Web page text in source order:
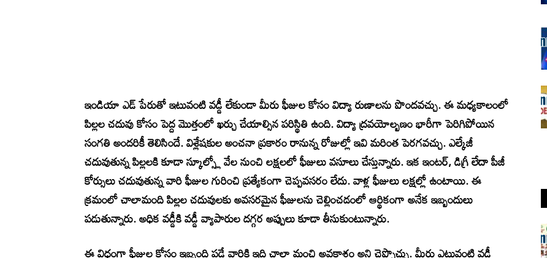
ఇండియా ఎడ్ పేరుతో ఇటువంటి వడ్డీ లేకుండా మీరు ఫీజుల కోసం విద్యా రుణాలను పొందవచ్చు. ఈ మధ్యకాలంలో
పిల్లల చదువు కోసం పెద్ద మొత్తంలో ఖర్చు చేయాల్సిన పరిస్థితి ఉంది. విద్యా ద్రవయోల్బణం భారీగా పెరిగిపోయిన
సంగతి అందరికీ తెలిసిందే. విశ్లేషకుల అంచనా ప్రకారం రానున్న రోజుల్లో ఇవి మరింత పెరగవచ్చు. ఎల్కేజీ
చదువుతున్న పిల్లలకి కూడా స్కూల్స్లో వేల నుంచి లక్షలలో ఫీజులు వసూలు చేస్తున్నారు. ఇక ఇంటర్, డిగ్రీ లేదా పీజీ
కోర్సులు చదువుతున్న వారి ఫీజుల గురించి ప్రత్యేకంగా చెప్పవసరం లేదు. వాళ్ల ఫీజులు లక్షల్లో ఉంటాయి. ఈ
క్రమంలో చాలామంది పిల్లల చదువులకు అవసరమైన ఫీజులను చెల్లించడంలో ఆర్థికంగా అనేక ఇబ్బందులు
పడుతున్నారు. అధిక వడ్డీకి వడ్డీ వ్యాపారుల దగ్గర అప్పులు కూడా తీసుకుంటున్నారు.
ఈ విధంగా ఫీజుల కోసం ఇబ్బంది పడే వారికి ఇది చాలా మంచి అవకాశం అని చెప్పొచ్చు. మీరు ఎటువంటి వడ్డీ